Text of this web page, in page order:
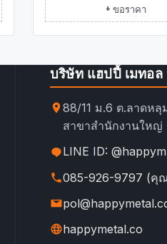
+ ขอราคา
บริษัท แฮปปี้ เมทอล
88/11 ม.6 ต.ลาดห
สาขาสำนักงานใหญ่
LINE ID: @happym
085-926-9797 (คุ
happymetal.co